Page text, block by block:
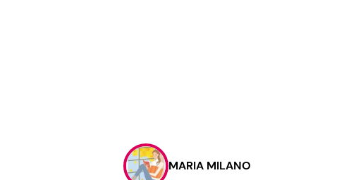
Contattaci
PubblicitàMARIA MILANO